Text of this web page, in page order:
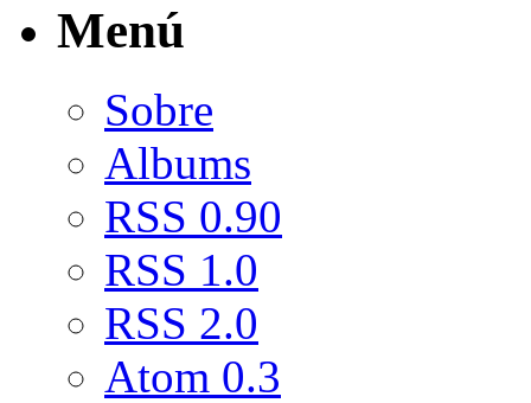
Menú
Sobre
Albums
RSS 0.90
RSS 1.0
RSS 2.0
Atom 0.3